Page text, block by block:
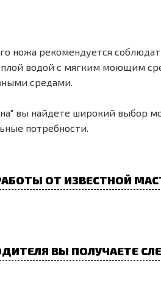
ножа рекомендуется
водой с мягким моющим
средами.
вы найдете широкий выбор
потребности.
ОТ ИЗВЕСТНОЙ
ВЫ ПОЛУЧАЕТЕ